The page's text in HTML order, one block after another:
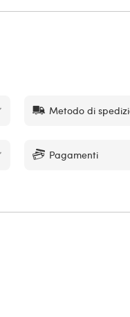
Metodo di
Pagamenti